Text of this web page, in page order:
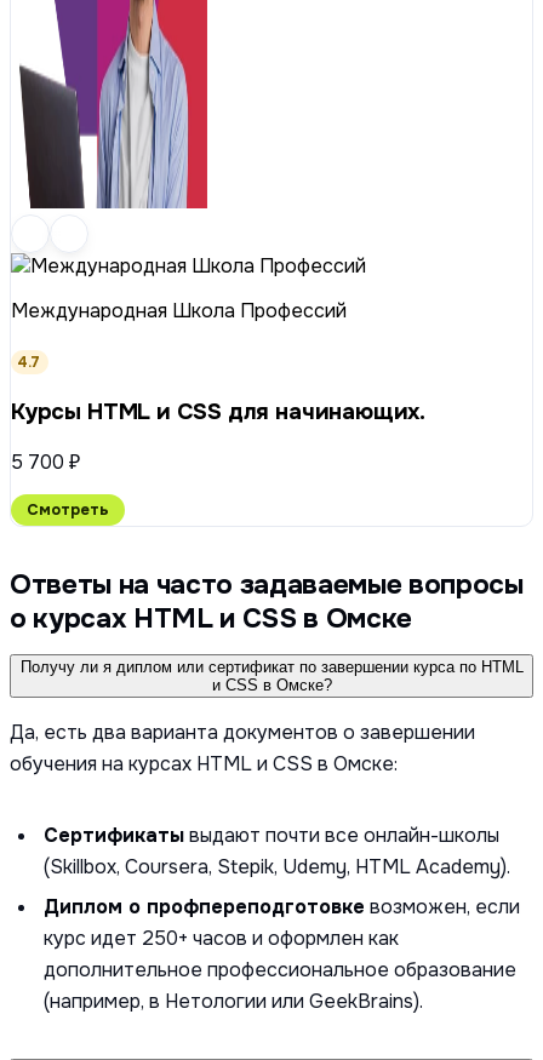
Международная Школа Профессий
4.7
Курсы HTML и CSS для начинающих.
5 700 ₽
Смотреть
Ответы на часто задаваемые вопросы
о курсах HTML и CSS в Омске
Получу ли я диплом или сертификат по завершении курса по HTML
и CSS в Омске?
Да, есть два варианта документов о завершении
обучения на курсах HTML и CSS в Омске:
Сертификатывыдают почти все онлайн-школы
(Skillbox, Coursera, Stepik, Udemy, HTML Academy).
Диплом о профпереподготовке возможен, если
курс идет 250+ часов и оформлен как
дополнительное профессиональное образование
(например, в Нетологии или GeekBrains).